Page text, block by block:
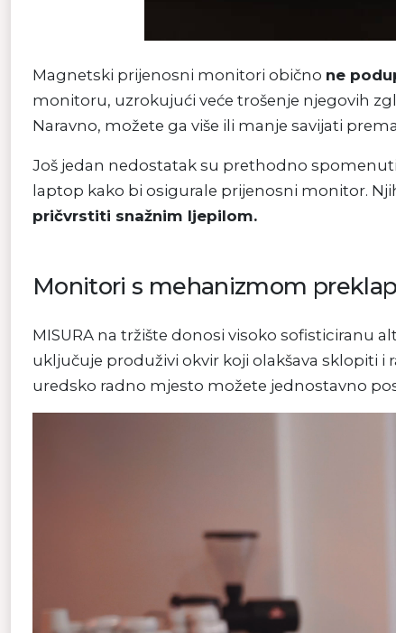
Magnetski prijenosni monitori obično ne
monitoru, uzrokujući veće trošenje njegovih
Naravno, možete ga više ili manje savijati
Još jedan nedostatak su prethodno
laptop kako bi osigurale prijenosni monitor.
pričvrstiti snažnim ljepilom.
Monitori s mehanizmom
MISURA na tržište donosi visoko sofisticiranu
uključuje produživi okvir koji olakšava sklopiti i
uredsko radno mjesto možete jednostavno